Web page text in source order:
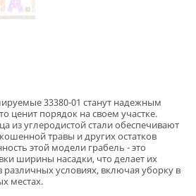
33380-01 станут надежным
ценит порядок на своем участке.
из углеродистой стали обеспечивают
травы и других остатков
этой модели грабель - это
ширины насадки, что делает их
условиях, включая уборку в
местах.